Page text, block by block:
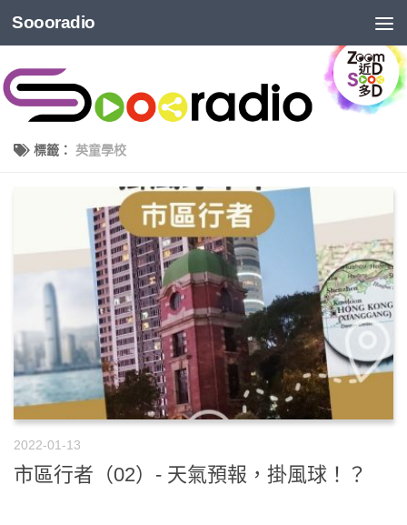
Soooradio
標籤： 英童學校
2022-01-13
市區行者（02）- 天氣預報，掛風球！？